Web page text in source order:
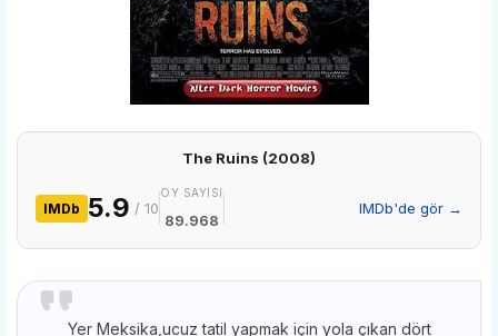
The Ruins (2008)
IMDb 5.9 / 10
OY SAYISI
89.968
IMDb'de gör →
Yer Meksika,ucuz tatil yapmak için yola çıkan dört